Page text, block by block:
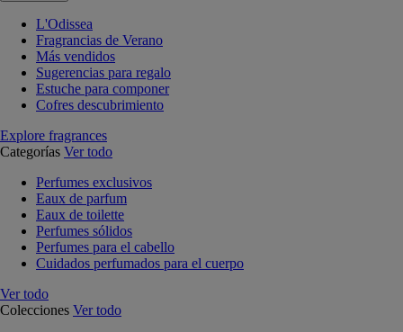
L'Odissea
Fragrancias de Verano
Más vendidos
Sugerencias para regalo
Estuche para componer
Cofres descubrimiento
Explore fragrances
Categorías Ver todo
Perfumes exclusivos
Eaux de parfum
Eaux de toilette
Perfumes sólidos
Perfumes para el cabello
Cuidados perfumados para el cuerpo
Ver todo
Colecciones Ver todo